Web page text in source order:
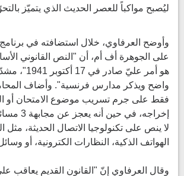
ليُصبح مواكباً للعصر الحديث الذي يتميّز
وأوضح العرفاوي، خلال استضافته في
على الجوهرة أف أم، أن "النص القانوني
هو أمر عليّ صادر
واضح ويذكر مدارس فرنسية". وأضاف
فقط على جرم تسريب موضوع الامتحان أو
إخراجه، في
لا ينص على تكنولوجيا الاتصال الحديثة، مثل
الهواتف الذكية، النظارات الكترونية، أو
وقال العرفاوي إنّ "القانون القديم يعاقب